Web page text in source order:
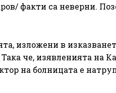
факти са неверни.
изложени в
че, изявленията на
на болницата е